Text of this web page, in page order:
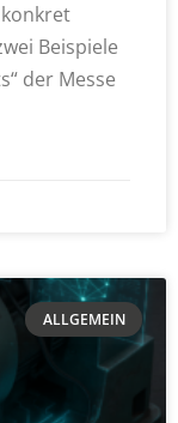
Beispiele
der Messe
ALLGEMEIN